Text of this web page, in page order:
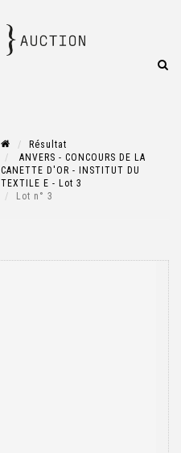
Résultat
ANVERS - CONCOURS DE LA
CANETTE D'OR - INSTITUT DU
TEXTILE E - Lot 3
Lot n° 3